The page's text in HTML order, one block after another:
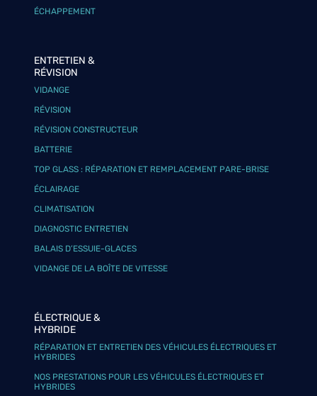
ÉCHAPPEMENT
ENTRETIEN &
RÉVISION
VIDANGE
RÉVISION
RÉVISION CONSTRUCTEUR
BATTERIE
TOP GLASS : RÉPARATION ET REMPLACEMENT PARE-BRISE
ÉCLAIRAGE
CLIMATISATION
DIAGNOSTIC ENTRETIEN
BALAIS D’ESSUIE-GLACES
VIDANGE DE LA BOÎTE DE VITESSE
ÉLECTRIQUE &
HYBRIDE
RÉPARATION ET ENTRETIEN DES VÉHICULES ÉLECTRIQUES ET
HYBRIDES
NOS PRESTATIONS POUR LES VÉHICULES ÉLECTRIQUES ET
HYBRIDES